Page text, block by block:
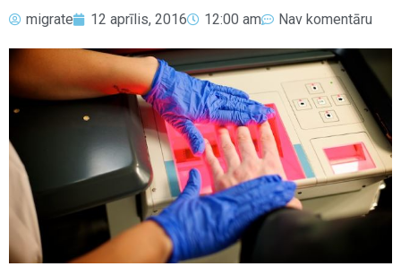
migrate 12 aprīlis, 2016 12:00 am Nav komentāru